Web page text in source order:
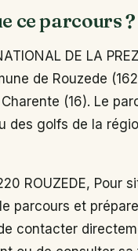
ce parcours ?
DE LA
de Rouzede
(16). Le
des golfs de la
ROUZEDE, Pour
parcours et
contacter